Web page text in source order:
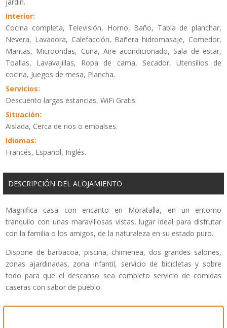
jardín.
Interior:
Cocina completa, Televisión, Horno, Baño, Tabla de planchar,
Nevera, Lavadora, Calefacción, Bañera hidromasaje, Comedor,
Mantas, Microondas, Cuna, Aire acondicionado, Sala de estar,
Toallas, Lavavajillas, Ropa de cama, Secador, Utensilios de
cocina, Juegos de mesa, Plancha.
Servicios:
Descuento largas estancias, WiFi Gratis.
Situación:
Aislada, Cerca de rios o embalses.
Idiomas:
Francés, Español, Inglés.
DESCRIPCIÓN DEL ALOJAMIENTO
Magnifica casa con encanto en Moratalla, en un entorno
tranquilo con unas maravillosas vistas, lugar ideal para disfrutar
con la familia o los amigos, de la naturaleza en su estado puro.
Dispone de barbacoa, piscina, chimenea, dos grandes salones,
zonas ajardinadas, zona infantil, servicio de bicicletas y sobre
todo para que el descanso sea completo servicio de comidas
caseras con sabor de pueblo.